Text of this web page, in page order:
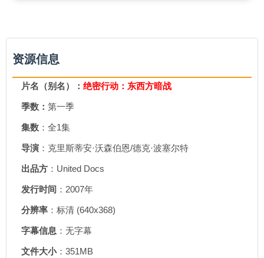
资源信息
片名（别名）： 绝密行动：东西方暗战
季数： 第一季
集数 ：全1集
导演 ：克里斯蒂安·沃森伯恩/德克·波塞尔特
出品方 ：United Docs
发行时间 ：2007年
分辨率 ：标清 (640x368)
字幕信息 ：无字幕
文件大小：351MB